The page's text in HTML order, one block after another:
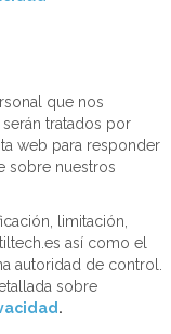
que nos
tratados por
web para responder
sobre nuestros
limitación,
así como el
autoridad de control.
sobre
.